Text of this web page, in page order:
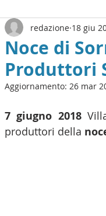
Educa
Noce Penisola
Noce di
Produttori
redazione 18 giu
Aggiornamento: 26 mar
7 giugno 2018
produttori della